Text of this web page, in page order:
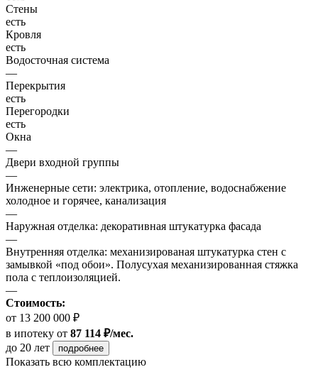
Стены
есть
Кровля
есть
Водосточная система
—
Перекрытия
есть
Перегородки
есть
Окна
—
Двери входной группы
—
Инженерные сети: электрика, отопление, водоснабжение
холодное и горячее, канализация
—
Наружная отделка: декоративная штукатурка фасада
—
Внутренняя отделка: механизированая штукатурка стен с
замывкой «под обои». Полусухая механизированная стяжка
пола с теплоизоляцией.
—
Стоимость:
от 13 200 000 ₽
в ипотеку от 87 114 ₽/мес.
до 20 лет
подробнее
Показать всю комплектацию